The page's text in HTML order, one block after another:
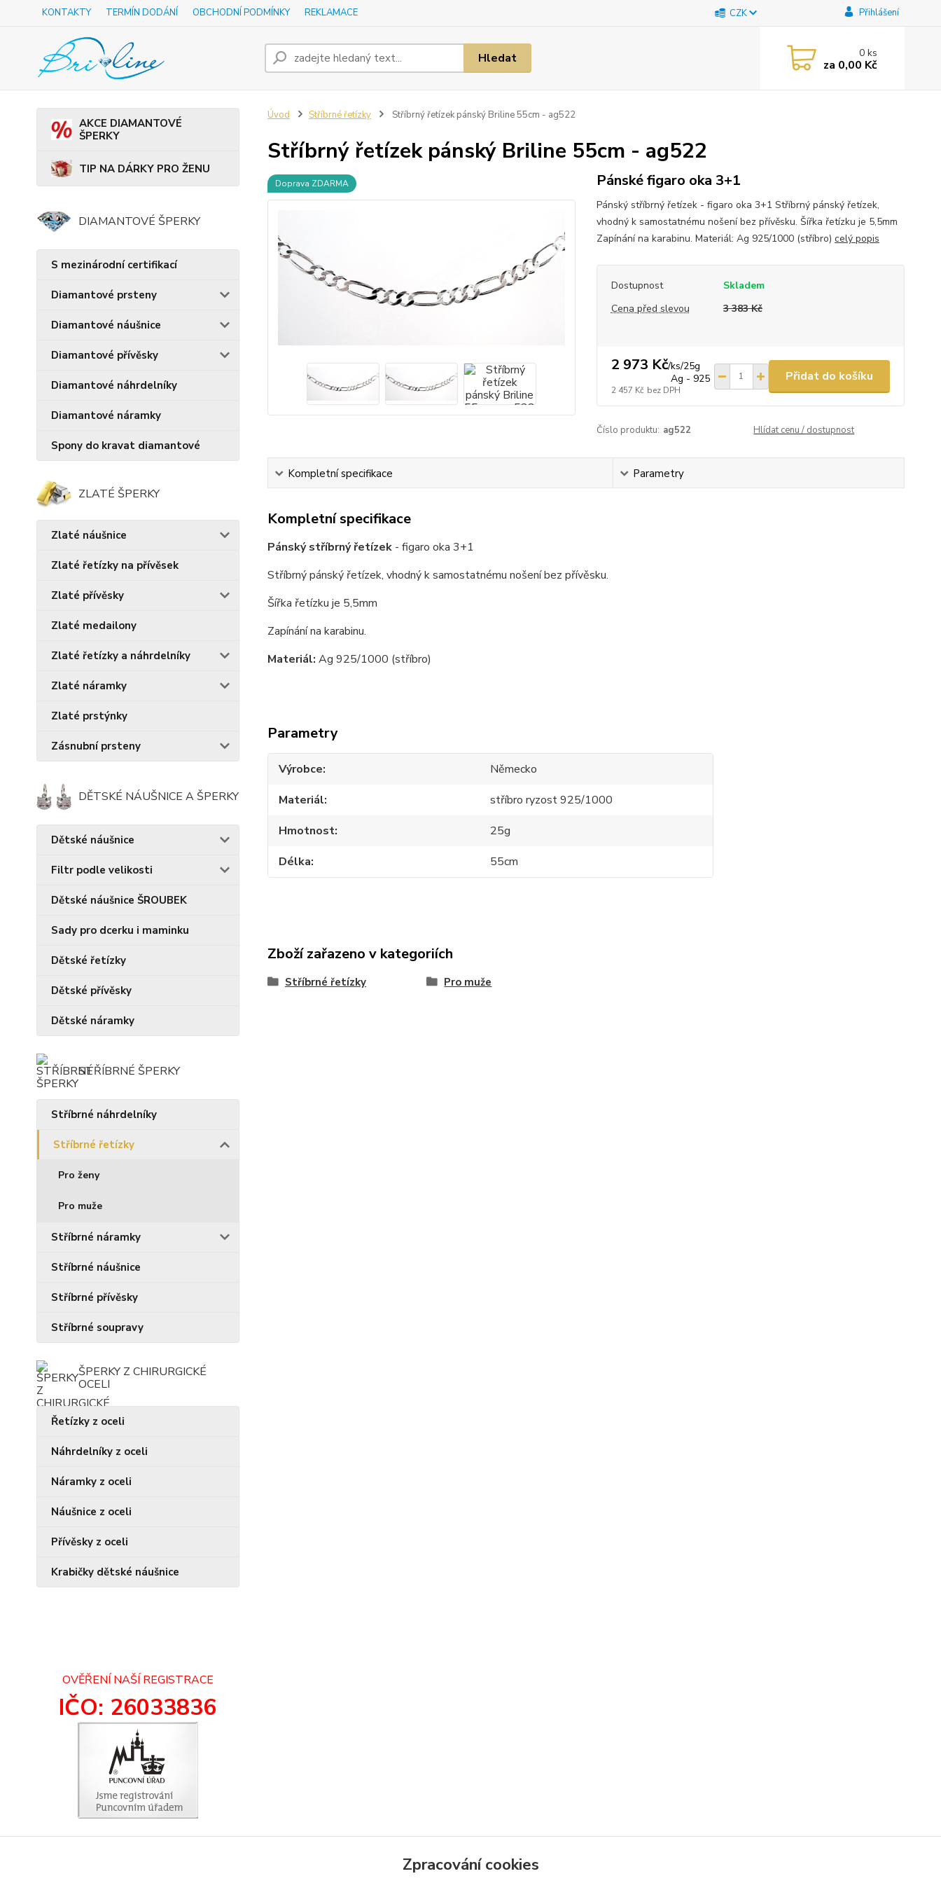
KONTAKTY TERMÍN DODÁNÍ OBCHODNÍ PODMÍNKY REKLAMACE CZK Přihlášení
Hledat 0ks
za 0,00 Kč
AKCE DIAMANTOVÉ
ŠPERKY
TIP NA DÁRKY PRO ŽENU
DIAMANTOVÉ ŠPERKY
S mezinárodní certifikací
Diamantové prsteny
Diamantové náušnice
Diamantové přívěsky
Diamantové náhrdelníky
Diamantové náramky
Spony do kravat diamantové
ZLATÉ ŠPERKY
Zlaté náušnice
Zlaté řetízky na přívěsek
Zlaté přívěsky
Zlaté medailony
Zlaté řetízky a náhrdelníky
Zlaté náramky
Zlaté prstýnky
Zásnubní prsteny
DĚTSKÉ NÁUŠNICE A ŠPERKY
Dětské náušnice
Filtr podle velikosti
Dětské náušnice ŠROUBEK
Sady pro dcerku i maminku
Dětské řetízky
Dětské přívěsky
Dětské náramky
STŘÍBRNÉ ŠPERKY
Stříbrné náhrdelníky
Stříbrné řetízky
Pro ženy
Pro muže
Stříbrné náramky
Stříbrné náušnice
Stříbrné přívěsky
Stříbrné soupravy
ŠPERKY Z CHIRURGICKÉ
OCELI
Řetízky z oceli
Náhrdelníky z oceli
Náramky z oceli
Náušnice z oceli
Přívěsky z oceli
Krabičky dětské náušnice
OVĚŘENÍ NAŠÍ REGISTRACE
IČO: 26033836
Úvod Stříbrné řetízky Stříbrný řetízek pánský Briline 55cm - ag522
Stříbrný řetízek pánský Briline 55cm - ag522
Doprava ZDARMA Pánské figaro oka 3+1
Pánský stříbrný řetízek - figaro oka 3+1 Stříbrný pánský řetízek,
vhodný k samostatnému nošení bez přívěsku. Šířka řetízku je 5,5mm
Zapínání na karabinu. Materiál: Ag 925/1000 (stříbro) celý popis
Dostupnost
Skladem
Cena před slevou
3 383 Kč
2 973 Kč/ks/25g
Ag - 925
2 457 Kč bez DPH
Přidat do košíku
Číslo produktu: ag522 Hlídat cenu / dostupnost
Kompletní specifikace Parametry
Kompletní specifikace
Pánský stříbrný řetízek- figaro oka 3+1
Stříbrný pánský řetízek, vhodný k samostatnému nošení bez přívěsku.
Šířka řetízku je 5,5mm
Zapínání na karabinu.
Materiál: Ag 925/1000 (stříbro)
Parametry
Výrobce
Německo
Materiál
stříbro ryzost 925/1000
Hmotnost
25g
Délka
55cm
Zboží zařazeno v kategoriích
Stříbrné řetízky Pro muže
Zpracování cookies